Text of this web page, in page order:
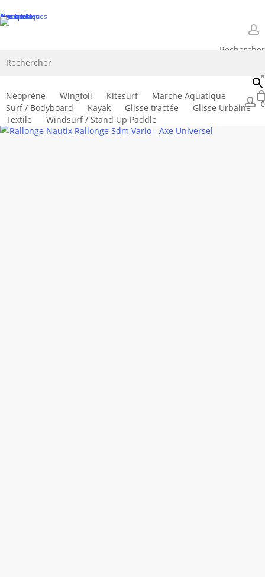
to
À propos
Nos boutiques
Nos écoles
Nos ateliers
Actualités
Contact
Rechercher
×
0
Néoprène Wingfoil Kitesurf
Marche Aquatique
Surf / Bodyboard
Kayak Glisse tractée
Glisse Urbaine
Textile
Windsurf / Stand Up Paddle
CartClose
Accueil Windsurf Equipements Windsurf
Pied de mat -
Rallonge
Rallonge Nautix Rallonge Sdm Vario – Axe Universel